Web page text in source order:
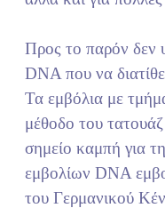
Προς το παρόν δεν
DNA που να
Τα εμβόλια με
μέθοδο του
σημείο καμπή για
εμβολίων DNA
του Γερμανικού